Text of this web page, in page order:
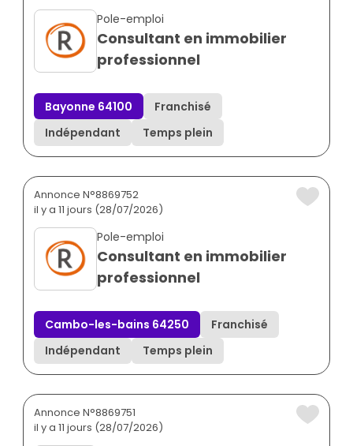
Pole-emploi
Consultant en immobilier
professionnel
Bayonne 64100
Franchisé
Indépendant
Temps plein
Annonce N°8869752
il y a 11 jours (28/07/2026)
Pole-emploi
Consultant en immobilier
professionnel
Cambo-les-bains 64250
Franchisé
Indépendant
Temps plein
Annonce N°8869751
il y a 11 jours (28/07/2026)